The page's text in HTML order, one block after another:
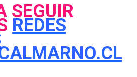
SEGUIR
REDES